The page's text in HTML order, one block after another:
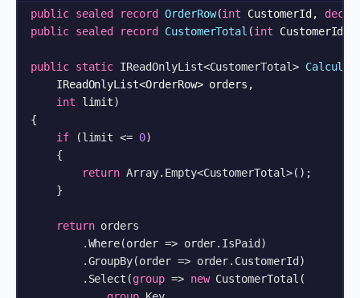
public sealed record OrderRow(int CustomerId,
public sealed record CustomerTotal (int CustomerId,
public static IReadOnlyList<CustomerTotal>
    IReadOnlyList<OrderRow> orders,
int limit)
{
if (limit <= 0)
    {
return Array.Empty<CustomerTotal>();
    }
return orders
        .Where(order => order.IsPaid)
        .GroupBy(order => order.CustomerId)
        .Select(
group => new CustomerTotal(